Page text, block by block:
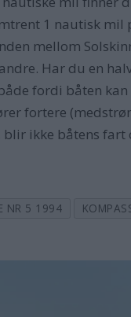
1 nautisk mil
mellom
Har du en
fordi båten
fortere
ikke båtens
NR 5 1994